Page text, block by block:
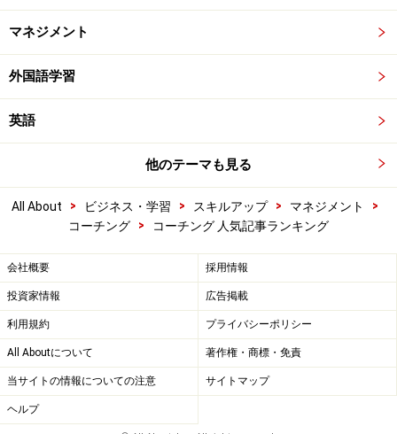
マネジメント
外国語学習
英語
他のテーマも見る
All About > ビジネス・学習 > スキルアップ > マネジメント
>
コーチング
> コーチング 人気記事ランキング
会社概要 採用情報
投資家情報 広告掲載
利用規約 プライバシーポリシー
All Aboutについて 著作権・商標・免責
当サイトの情報についての注意 サイトマップ
ヘルプ